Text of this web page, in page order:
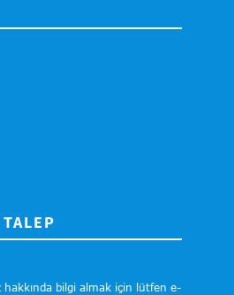
bilgi almak için lütfen e-